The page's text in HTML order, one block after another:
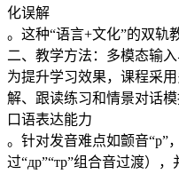
化误解
。这种“语言+文化”的双轨
二、教学方法：多模态输
为提升学习效果，课程采
解、跟读练习和情景对话
口语表达能力
。针对发音难点如颤音“р”
过“др”“тр”组合音过渡）